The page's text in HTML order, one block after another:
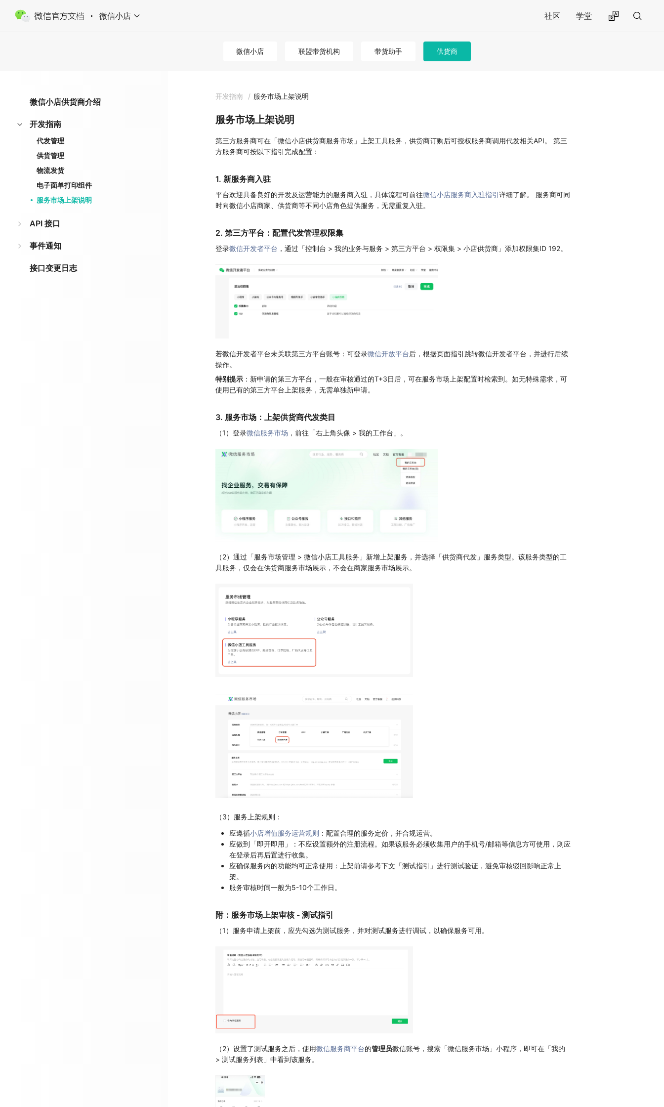
微信小店 社区 学堂
微信小店 联盟带货机构 带货助手 供货商
微信小店供货商介绍
开发指南
代发管理
供货管理
物流发货
电子面单打印组件
服务市场上架说明
API 接口
事件通知
接口变更日志
开发指南 / 服务市场上架说明
服务市场上架说明
第三方服务商可在「微信小店供货商服务市场」上架工具服务，供货商订购后可授权服务商调用代发相关API。 第三
方服务商可按以下指引完成配置：
1. 新服务商入驻
平台欢迎具备良好的开发及运营能力的服务商入驻，具体流程可前往微信小店服务商入驻指引详细了解。 服务商可同
时向微信小店商家、供货商等不同小店角色提供服务，无需重复入驻。
2. 第三方平台：配置代发管理权限集
登录微信开发者平台 ，通过「控制台 > 我的业务与服务 > 第三方平台 > 权限集 > 小店供货商」添加权限集ID 192。
若微信开发者平台未关联第三方平台账号：可登录微信开放平台后，根据页面指引跳转微信开发者平台，并进行后续
操作。
特别提示 ：新申请的第三方平台，一般在审核通过的T+3日后，可在服务市场上架配置时检索到。如无特殊需求，可
使用已有的第三方平台上架服务，无需单独新申请。
3. 服务市场：上架供货商代发类目
（1）登录微信服务市场 ，前往「右上角头像 > 我的工作台」。
（2）通过「服务市场管理 > 微信小店工具服务」新增上架服务，并选择「供货商代发」服务类型。该服务类型的工
具服务，仅会在供货商服务市场展示，不会在商家服务市场展示。
（3）服务上架规则：
应遵循小店增值服务运营规则 ：配置合理的服务定价，并合规运营。
应做到「即开即用」：不应设置额外的注册流程。如果该服务必须收集用户的手机号/邮箱等信息方可使用，则应
在登录后再后置进行收集。
应确保服务内的功能均可正常使用：上架前请参考下文「测试指引」进行测试验证，避免审核驳回影响正常上
架。
服务审核时间一般为5-10个工作日。
附：服务市场上架审核 - 测试指引
（1）服务申请上架前，应先勾选为测试服务，并对测试服务进行调试，以确保服务可用。
（2）设置了测试服务之后，使用微信服务商平台的管理员微信账号，搜索「微信服务市场」小程序，即可在「我的
> 测试服务列表」中看到该服务。